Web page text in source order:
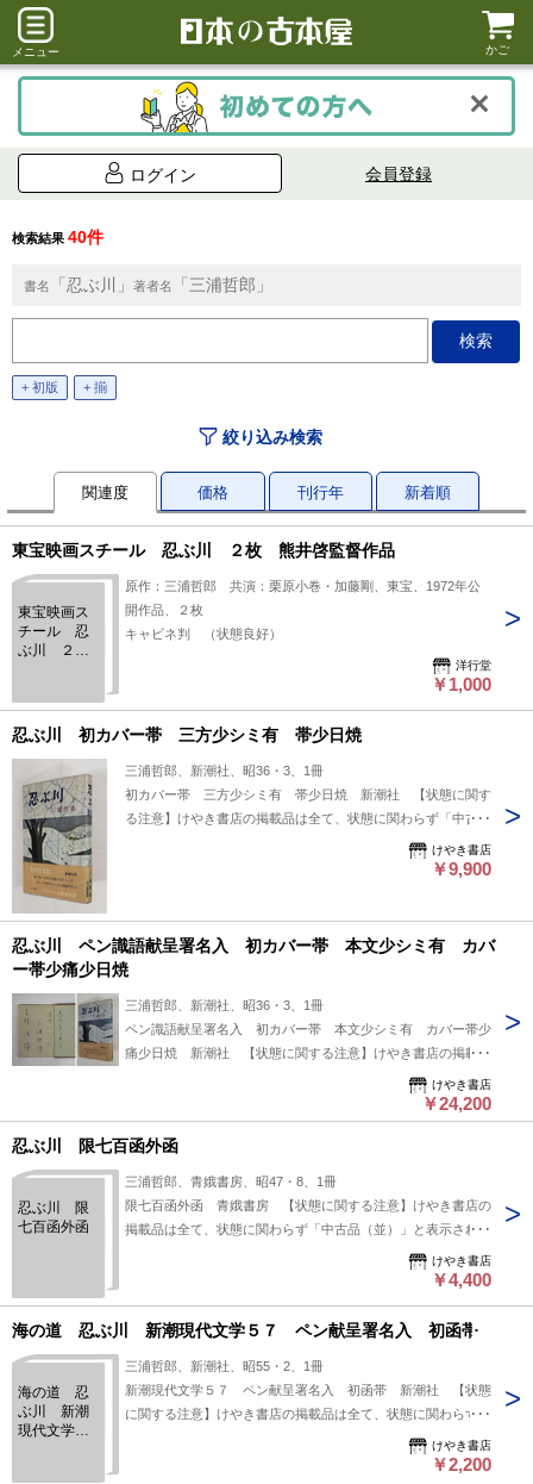
メニュー かご
ログイン 会員登録
検索結果 40件
書名 「忍ぶ川」 著者名 「三浦哲郎」
+ 初版 + 揃
絞り込み検索
関連度 価格 刊行年 新着順
東宝映画スチール 忍ぶ川 ２枚 熊井啓監督作品
東宝映画ス
チール 忍
ぶ川 ２
原作：三浦哲郎 共演：栗原小巻・加藤剛、東宝、1972年公
開作品、２枚
キャビネ判 （状態良好）
洋行堂
￥1,000
忍ぶ川 初カバー帯 三方少シミ有 帯少日焼
三浦哲郎、新潮社、昭36・3、1冊
初カバー帯 三方少シミ有 帯少日焼 新潮社 【状態に関す
る注意】けやき書店の掲載品は全て、状態に関わらず「中古品
（並）」と表示されています。「日本の古本屋」は６段階の
「状態」表記が必須となりましたが、当店の扱う商品の特質
痛みなどの瑕疵につきましては、解説欄等をご参考にして下さ
い。状態表記の無いものは特に問題なく良好とお考え下さ
けやき書店
￥9,900
忍ぶ川 ペン識語献呈署名入 初カバー帯 本文少シミ有 カバ
ー帯少痛少日焼
三浦哲郎、新潮社、昭36・3、1冊
ペン識語献呈署名入 初カバー帯 本文少シミ有 カバー帯少
痛少日焼 新潮社 【状態に関する注意】けやき書店の掲載品
は全て、状態に関わらず「中古品（並）」と表示されていま
す。「日本の古本屋」は６段階の「状態」表記が必須となりま
したが、当店の扱う商品の特質上、状態の簡易な区分けは適切
ではない（不可能な）為、状態欄の「中古品（並）」という表
けやき書店
￥24,200
忍ぶ川 限七百函外函
忍ぶ川 限
七百函外函
三浦哲郎、青娥書房、昭47・8、1冊
限七百函外函 青娥書房 【状態に関する注意】けやき書店の
掲載品は全て、状態に関わらず「中古品（並）」と表示されて
います。「日本の古本屋」は６段階の「状態」表記が必須とな
りましたが、当店の扱う商品の特質上、状態の簡易な区分けは
う表現は考慮にいれないで下さい。痛みなどの瑕疵につきまし
特に問題なく良好とお考え下さい。:
けやき書店
￥4,400
海の道 忍ぶ川 新潮現代文学５７ ペン献呈署名入 初函帯
海の道 忍
ぶ川 新潮
現代文学５
三浦哲郎、新潮社、昭55・2、1冊
新潮現代文学５７ ペン献呈署名入 初函帯 新潮社 【状態
に関する注意】けやき書店の掲載品は全て、状態に関わらず
「中古品（並）」と表示されています。「日本の古本屋」は６
段階の「状態」表記が必須となりましたが、当店の扱う商品の
けやき書店
￥2,200